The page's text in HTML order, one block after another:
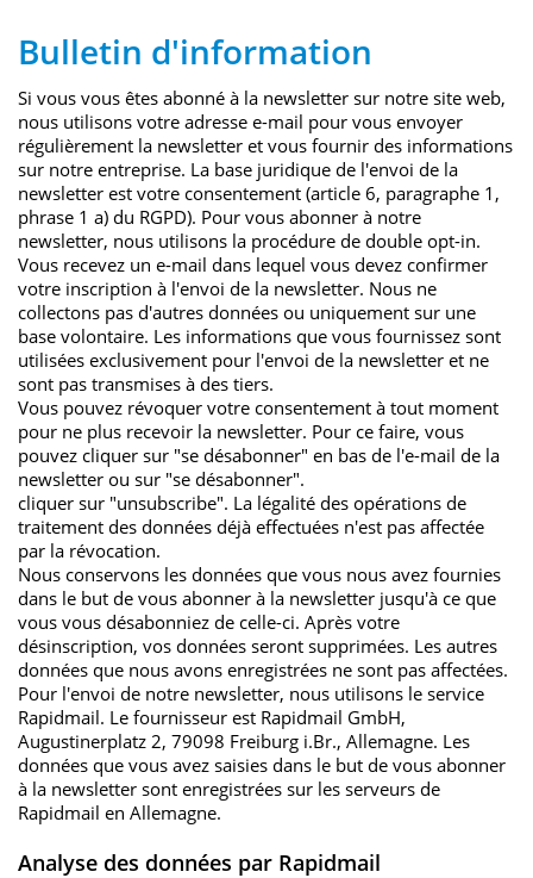
Zweck
temporär Session Daten zu
Name _pk_testcookie
Anbieter Matomo
Laufzeit wenige Sekunden
Zweck
Das Cookie wird gesetzt um zu
überprüfen ob der Browser erlaubt
Cookies zu setzen. Es wird direkt
nach demTest wieder gelöscht.
Bulletin d'information
Si vous vous êtes abonné à la newsletter sur notre site web,
nous utilisons votre adresse e-mail pour vous envoyer
régulièrement la newsletter et vous fournir des informations
sur notre entreprise. La base juridique de l'envoi de la
newsletter est votre consentement (article 6, paragraphe 1,
phrase 1 a) du RGPD). Pour vous abonner à notre
newsletter, nous utilisons la procédure de double opt-in.
Vous recevez un e-mail dans lequel vous devez confirmer
votre inscription à l'envoi de la newsletter. Nous ne
collectons pas d'autres données ou uniquement sur une
base volontaire. Les informations que vous fournissez sont
utilisées exclusivement pour l'envoi de la newsletter et ne
sont pas transmises à des tiers.
Vous pouvez révoquer votre consentement à tout moment
pour ne plus recevoir la newsletter. Pour ce faire, vous
pouvez cliquer sur "se désabonner" en bas de l'e-mail de la
newsletter ou sur "se désabonner".
cliquer sur "unsubscribe". La légalité des opérations de
traitement des données déjà effectuées n'est pas affectée
par la révocation.
Nous conservons les données que vous nous avez fournies
dans le but de vous abonner à la newsletter jusqu'à ce que
vous vous désabonniez de celle-ci. Après votre
désinscription, vos données seront supprimées. Les autres
données que nous avons enregistrées ne sont pas affectées.
Pour l'envoi de notre newsletter, nous utilisons le service
Rapidmail. Le fournisseur est Rapidmail GmbH,
Augustinerplatz 2, 79098 Freiburg i.Br., Allemagne. Les
données que vous avez saisies dans le but de vous abonner
à la newsletter sont enregistrées sur les serveurs de
Rapidmail en Allemagne.
Analyse des données par Rapidmail